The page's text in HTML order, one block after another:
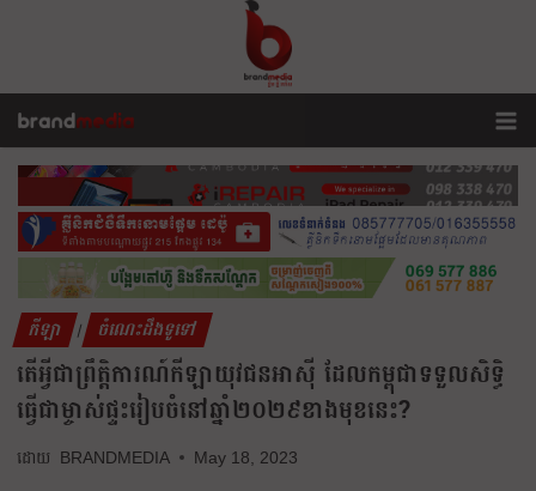
កីឡា | ចំណេះដឹងទូទៅ
តើអ្វីជាព្រឹត្តិការណ៍កីឡាយុវជនអាស៊ី ដែលកម្ពុជាទទួលសិទ្ធិ
ធ្វើជាម្ចាស់ផ្ទះរៀបចំនៅឆ្នាំ២០២៩ខាងមុខនេះ?
BRANDMEDIA May 18, 2023